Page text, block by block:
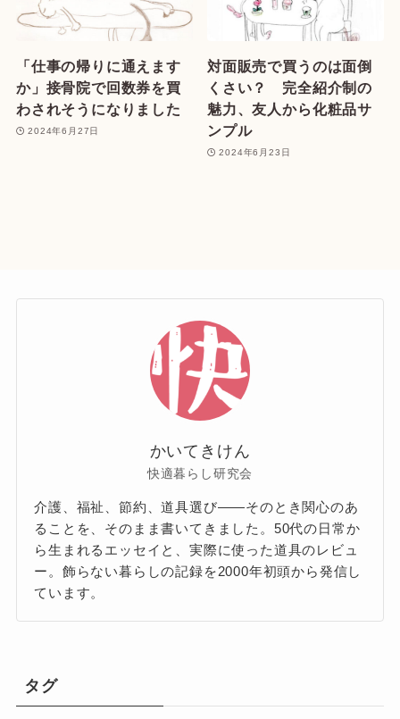
「仕事の帰りに通えます
か」接骨院で回数券を買
わされそうになりました
2024年6月27日
対面販売で買うのは面倒
くさい？ 完全紹介制の
魅力、友人から化粧品サ
ンプル
2024年6月23日
かいてきけん
快適暮らし研究会
介護、福祉、節約、道具選び——そのとき関心のあ
ることを、そのまま書いてきました。50代の日常か
ら生まれるエッセイと、実際に使った道具のレビュ
ー。飾らない暮らしの記録を2000年初頭から発信し
ています。
タグ